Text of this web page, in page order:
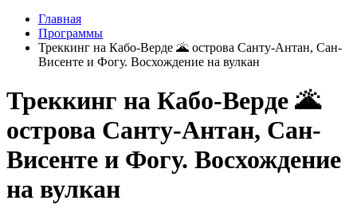
Главная
Программы
Треккинг на Кабо-Верде 🌋 острова Санту-Антан, Сан-
Висенте и Фогу. Восхождение на вулкан
Треккинг на Кабо-Верде 🌋
острова Санту-Антан, Сан-
Висенте и Фогу. Восхождение
на вулкан